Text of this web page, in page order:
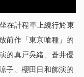
在計程車上繞行於東
前作「東京喰種」的
的真戸吳緒、蒼井優
子、櫻田日和飾演的